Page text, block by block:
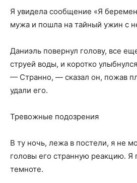
Я увидела сообщение «Я
мужа и пошла на тайный ужин с
Даниэль повернул голову, все
струей воды, и коротко
— Странно, — сказал он, пожав
удали его.
Тревожные подозрения
В ту ночь, лежа в постели, я не
головы его странную реакцию. Я
темноте.